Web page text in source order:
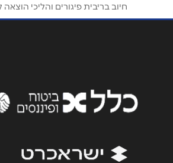
אימייל*
הודעה
חיוב בריבית פיגורים והליכי